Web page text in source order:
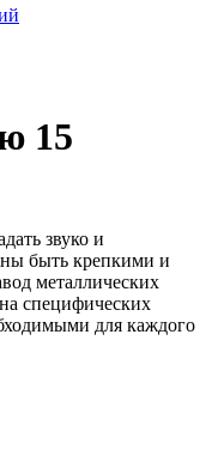
15
звуко и
быть крепкими и
металлических
специфических
для каждого